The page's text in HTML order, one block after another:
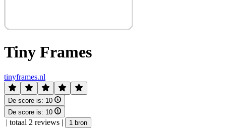
Tiny Frames
tinyframes.nl
De score is: 10
De score is: 10
| totaal 2 reviews | 1 bron